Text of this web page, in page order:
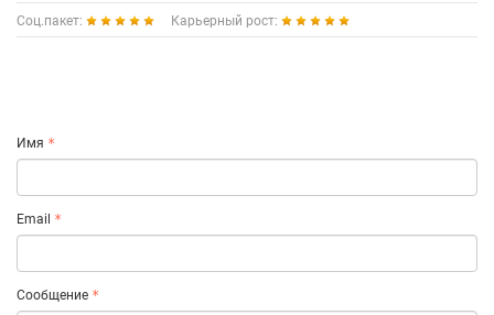
Соц.пакет: Карьерный рост:
Имя
Email
Сообщение